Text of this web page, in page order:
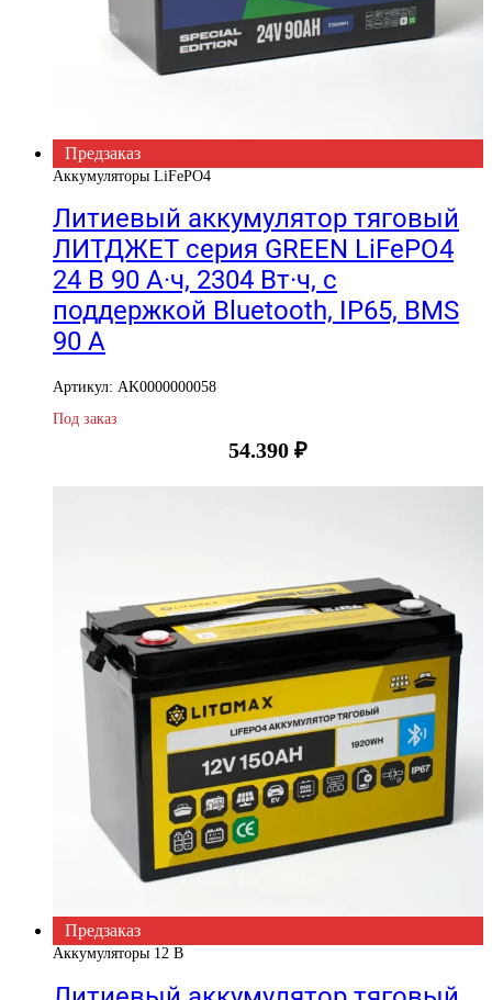
Предзаказ
Аккумуляторы LiFePO4
Литиевый аккумулятор тяговый
ЛИТДЖЕТ серия GREEN LiFePO4
24 В 90 А·ч, 2304 Вт·ч, c
поддержкой Bluetooth, IP65, BMS
90 А
Артикул: AK0000000058
Под заказ
54.390 ₽
Предзаказ
Аккумуляторы 12 В